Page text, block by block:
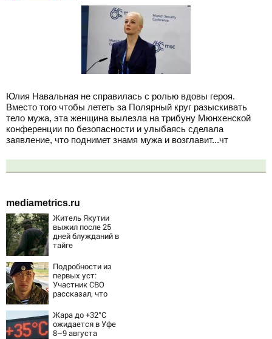
Юлия Навальная не справилась с ролью вдовы героя.
Вместо того чтобы лететь за Полярный круг разыскивать
тело мужа, эта женщина вылезла на трибуну Мюнхенской
конференции по безопасности и улыбаясь сделала
заявление, что поднимет знамя мужа и возглавит...чт
mediametrics.ru
Житель Якутии
выжил после 25
дней блужданий в
тайге
Подробности из
первых уст:
Участник СВО
рассказал, что
схватке с
медведем
Жара до +32°C
ожидается в Уфе
8–9 августа